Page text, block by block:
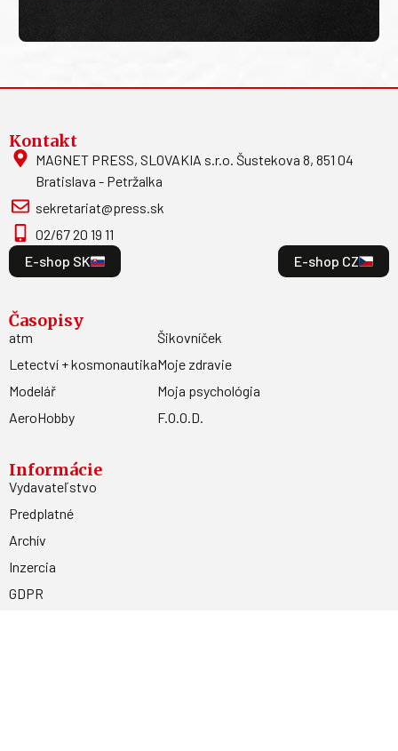
Kontakt
MAGNET PRESS, SLOVAKIA s.r.o. Šustekova 8, 851 04
Bratislava - Petržalka
sekretariat@press.sk
02/67 20 19 11
E-shop SK
E-shop CZ
Časopisy
atm
Letectví + kosmonautika
Modelář
AeroHobby
Šikovníček
Moje zdravie
Moja psychológia
F.O.O.D.
Informácie
Vydavateľstvo
Predplatné
Archív
Inzercia
GDPR